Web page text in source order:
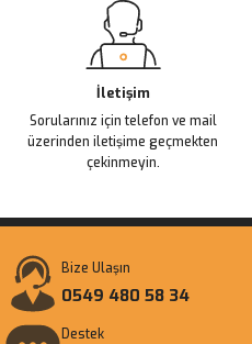
İletişim
Sorularınız için telefon ve mail
üzerinden iletişime geçmekten
çekinmeyin.
Bize Ulaşın
0549 480 58 34
Destek